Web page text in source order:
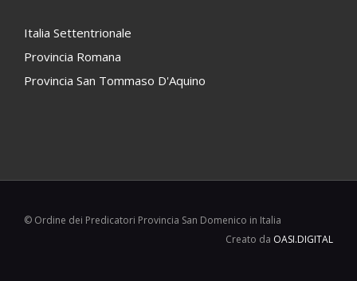
Italia Settentrionale
Provincia Romana
Provincia San Tommaso D'Aquino
© Ordine dei Predicatori Provincia San Domenico in Italia
Creato da OASI.DIGITAL